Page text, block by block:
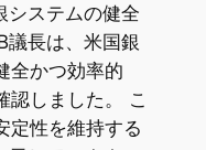
システムの健全
議長は、米国銀
全かつ効率的
認しました。 こ
定性を維持する